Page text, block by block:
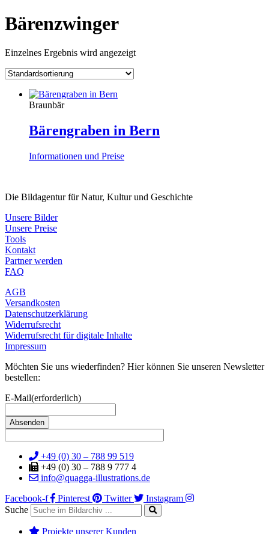
Bärenzwinger
Einzelnes Ergebnis wird angezeigt
Braunbär
Bärengraben in Bern
Informationen und Preise
Die Bildagentur für Natur, Kultur und Geschichte
Unsere Bilder
Unsere Preise
Tools
Kontakt
Partner werden
FAQ
AGB
Versandkosten
Datenschutzerklärung
Widerrufsrecht
Widerrufsrecht für digitale Inhalte
Impressum
Möchten Sie uns wiederfinden? Hier können Sie unseren Newsletter
bestellen:
E-Mail(erforderlich)
+49 (0) 30 – 788 99 519
+49 (0) 30 – 788 9 777 4
info@quagga-illustrations.de
Facebook-f
Pinterest Twitter
Instagram
Suche
Projekte unserer Kunden